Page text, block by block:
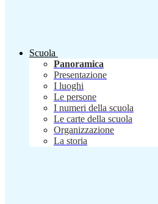
Scuola
Panoramica
Presentazione
I luoghi
Le persone
I numeri della scuola
Le carte della scuola
Organizzazione
La storia